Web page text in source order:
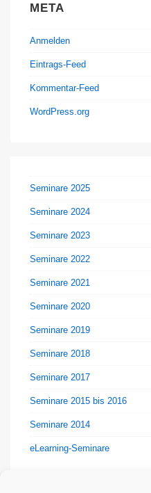
META
Anmelden
Eintrags-Feed
Kommentar-Feed
WordPress.org
Seminare 2025
Seminare 2024
Seminare 2023
Seminare 2022
Seminare 2021
Seminare 2020
Seminare 2019
Seminare 2018
Seminare 2017
Seminare 2015 bis 2016
Seminare 2014
eLearning-Seminare